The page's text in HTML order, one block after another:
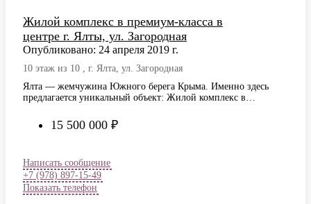
Жилой комплекс в премиум-класса в
центре г. Ялты, ул. Загородная
Опубликовано: 24 апреля 2019 г.
10 этаж из 10 , г. Ялта, ул. Загородная
Ялта — жемчужина Южного берега Крыма. Именно здесь
предлагается уникальный объект: Жилой комплекс в
15 500 000 ₽
Написать сообщение
+7 (978) 897-15-49
Показать телефон